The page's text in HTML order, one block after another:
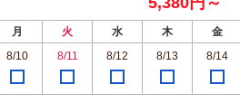
月 火 水 木
金
8/10 8/11 8/12 8/13 8/14